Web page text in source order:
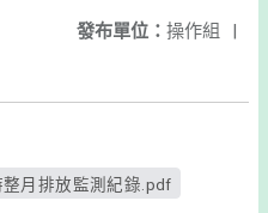
發布單位： 操作組 |
月排放監測紀錄.pdf